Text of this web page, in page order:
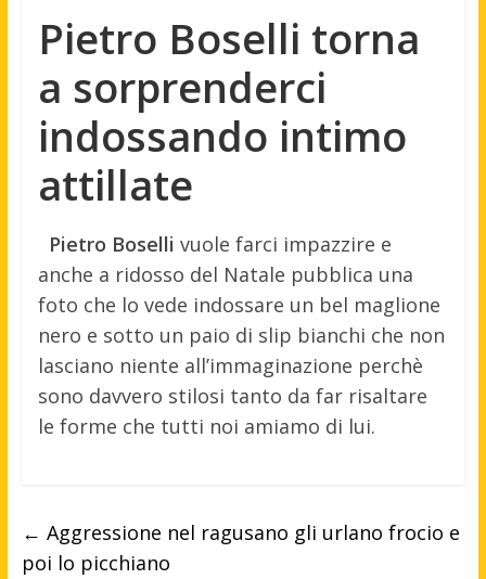
Pietro Boselli torna
a sorprenderci
indossando intimo
attillate
Pietro Boselli vuole farci impazzire e
anche a ridosso del Natale pubblica una
foto che lo vede indossare un bel maglione
nero e sotto un paio di slip bianchi che non
lasciano niente all’immaginazione perchè
sono davvero stilosi tanto da far risaltare
le forme che tutti noi amiamo di lui.
← Aggressione nel ragusano gli urlano frocio e
poi lo picchiano